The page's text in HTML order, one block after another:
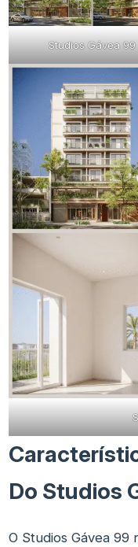
Studios Gávea 99
Do Studios
O Studios Gávea